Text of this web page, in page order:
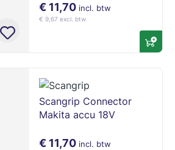
€ 11,70 incl. btw
€ 9,67 excl. btw
Scangrip Connector
Makita accu 18V
€ 11,70 incl. btw